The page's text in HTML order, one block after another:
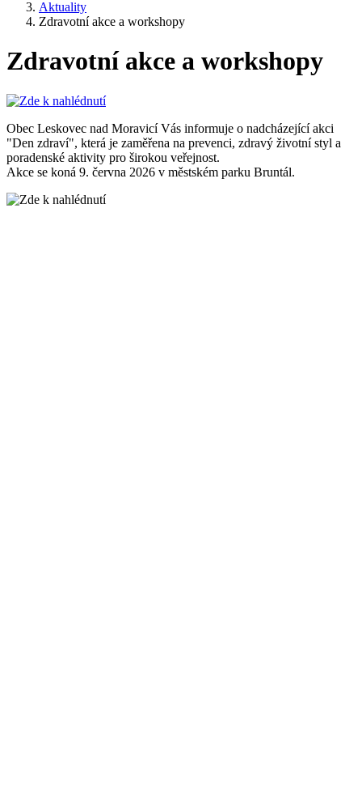
Aktuality
Zdravotní akce a workshopy
Zdravotní akce a workshopy
Obec Leskovec nad Moravicí Vás informuje o nadcházející akci
"Den zdraví", která je zaměřena na prevenci, zdravý životní styl a
poradenské aktivity pro širokou veřejnost.
Akce se koná 9. června 2026 v městském parku Bruntál.